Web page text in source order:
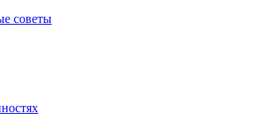
советы